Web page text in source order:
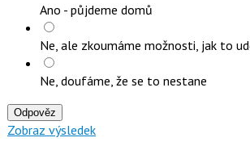
Ano - půjdeme domů
Ne, ale zkoumáme možnosti, jak to
Ne, doufáme, že se to nestane
Odpověz
Zobraz výsledek